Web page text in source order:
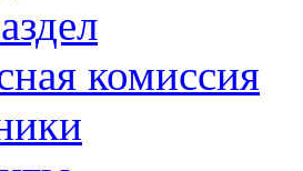
комиссия